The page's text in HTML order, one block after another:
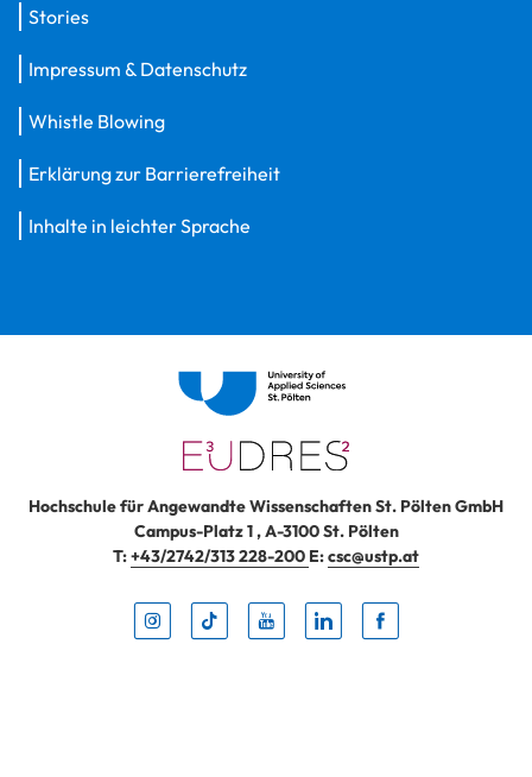
Stories
Impressum & Datenschutz
Whistle Blowing
Erklärung zur Barrierefreiheit
Inhalte in leichter Sprache
Hochschule für Angewandte Wissenschaften St. Pölten GmbH
Campus-Platz 1,A-3100St. Pölten
T:+43/2742/313 228-200 E:csc@ustp.at